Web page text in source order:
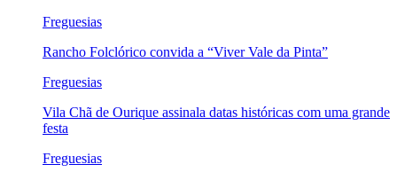
Freguesias
Rancho Folclórico convida a “Viver Vale da Pinta”
Freguesias
Vila Chã de Ourique assinala datas históricas com uma grande
festa
Freguesias